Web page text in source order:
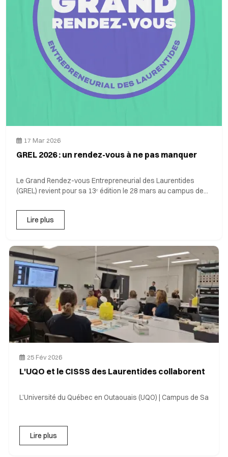
17 Mar 2026
GREL 2026 : un rendez-vous à ne pas manquer
Le Grand Rendez-vous Entrepreneurial des Laurentides
(GREL) revient pour sa 13ᵉ édition le 28 mars au campus de
Lire plus
25 Fév 2026
L'UQO et le CISSS des Laurentides collaborent
L’Université du Québec en Outaouais (UQO) | Campus de Sa
Lire plus